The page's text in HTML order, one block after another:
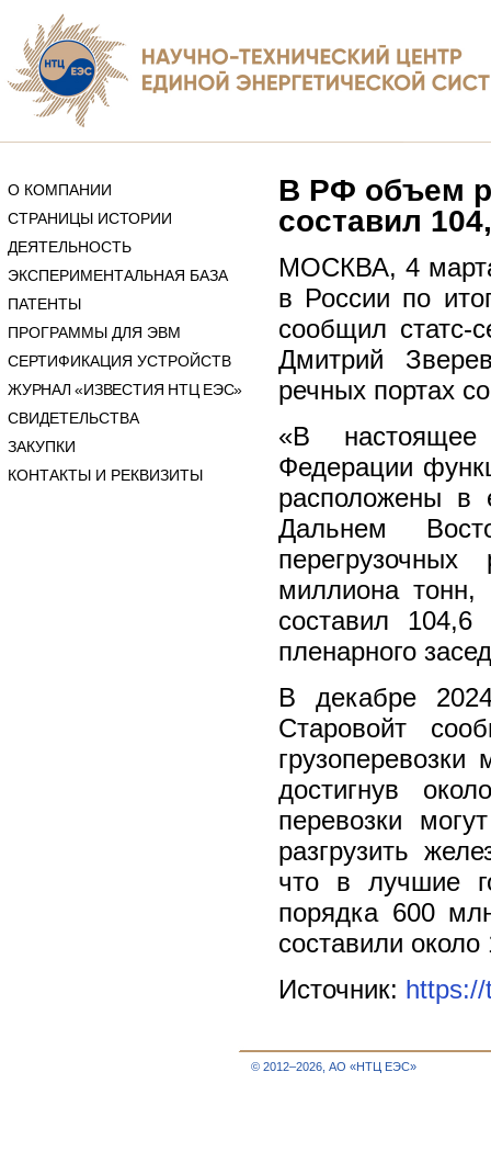
О КОМПАНИИ
СТРАНИЦЫ ИСТОРИИ
ДЕЯТЕЛЬНОСТЬ
ЭКСПЕРИМЕНТАЛЬНАЯ БАЗА
ПАТЕНТЫ
ПРОГРАММЫ ДЛЯ ЭВМ
СЕРТИФИКАЦИЯ УСТРОЙСТВ
ЖУРНАЛ «ИЗВЕСТИЯ НТЦ ЕЭС»
СВИДЕТЕЛЬСТВА
ЗАКУПКИ
КОНТАКТЫ И РЕКВИЗИТЫ
В РФ объем
составил
МОСКВА, 4
в России по
сообщил статс-
Дмитрий
речных портах
«В
Федерации
расположены в
Дальнем
миллиона тонн,
составил
пленарного
В декабре
Старовойт
достигнув
перевозки
разгрузить
что в лучшие
порядка 600
составили
Источник:
© 2012–2026, АО «НТЦ ЕЭС»